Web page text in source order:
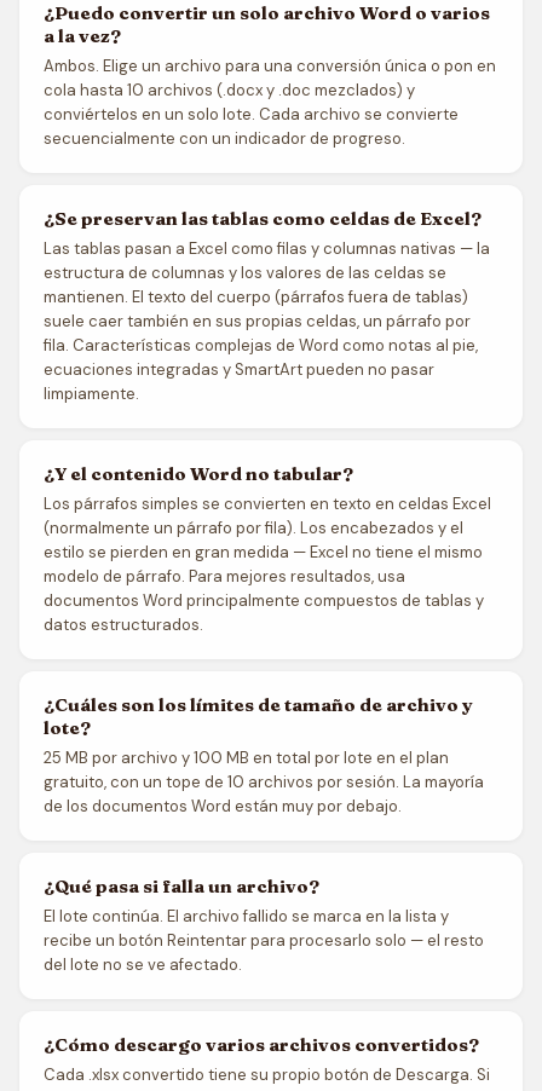
¿Puedo convertir un solo archivo Word o varios
a la vez?
Ambos. Elige un archivo para una conversión única o pon en
cola hasta 10 archivos (.docx y .doc mezclados) y
conviértelos en un solo lote. Cada archivo se convierte
secuencialmente con un indicador de progreso.
¿Se preservan las tablas como celdas de Excel?
Las tablas pasan a Excel como filas y columnas nativas — la
estructura de columnas y los valores de las celdas se
mantienen. El texto del cuerpo (párrafos fuera de tablas)
suele caer también en sus propias celdas, un párrafo por
fila. Características complejas de Word como notas al pie,
ecuaciones integradas y SmartArt pueden no pasar
limpiamente.
¿Y el contenido Word no tabular?
Los párrafos simples se convierten en texto en celdas Excel
(normalmente un párrafo por fila). Los encabezados y el
estilo se pierden en gran medida — Excel no tiene el mismo
modelo de párrafo. Para mejores resultados, usa
documentos Word principalmente compuestos de tablas y
datos estructurados.
¿Cuáles son los límites de tamaño de archivo y
lote?
25 MB por archivo y 100 MB en total por lote en el plan
gratuito, con un tope de 10 archivos por sesión. La mayoría
de los documentos Word están muy por debajo.
¿Qué pasa si falla un archivo?
El lote continúa. El archivo fallido se marca en la lista y
recibe un botón Reintentar para procesarlo solo — el resto
del lote no se ve afectado.
¿Cómo descargo varios archivos convertidos?
Cada .xlsx convertido tiene su propio botón de Descarga. Si